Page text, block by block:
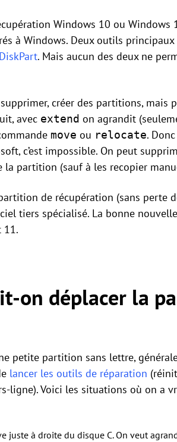
Windows 10 ou Windows
à Windows. Deux outils principaux
DiskPart. Mais aucun des deux ne
créer des partitions, mais
avec extend on agrandit
move ou relocate.
c’est impossible. On peut
la partition (sauf à les recopier
de récupération (sans perte
tiers spécialisé. La bonne
11.
on déplacer la
petite partition sans lettre,
lancer les outils de réparation
ligne). Voici les situations où on a
à droite du disque C. On veut